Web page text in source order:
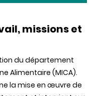
missions et
du département
Alimentaire (MICA).
la mise en œuvre de